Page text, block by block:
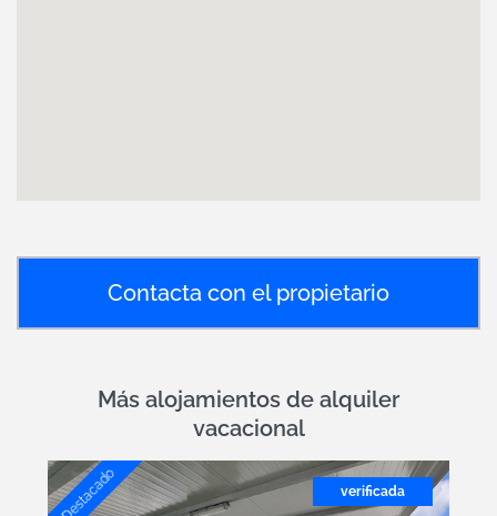
Contacta con el propietario
Más alojamientos de alquiler
vacacional
Destacado verificada